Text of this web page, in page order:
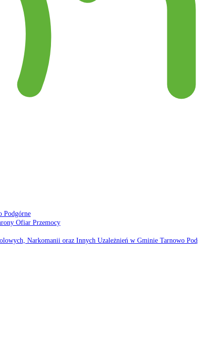
Podgórne
Ofiar Przemocy
Narkomanii oraz Innych Uzależnień w Gminie Tarnowo